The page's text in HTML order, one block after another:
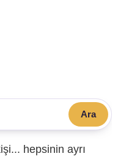
Ara
hepsinin ayrı